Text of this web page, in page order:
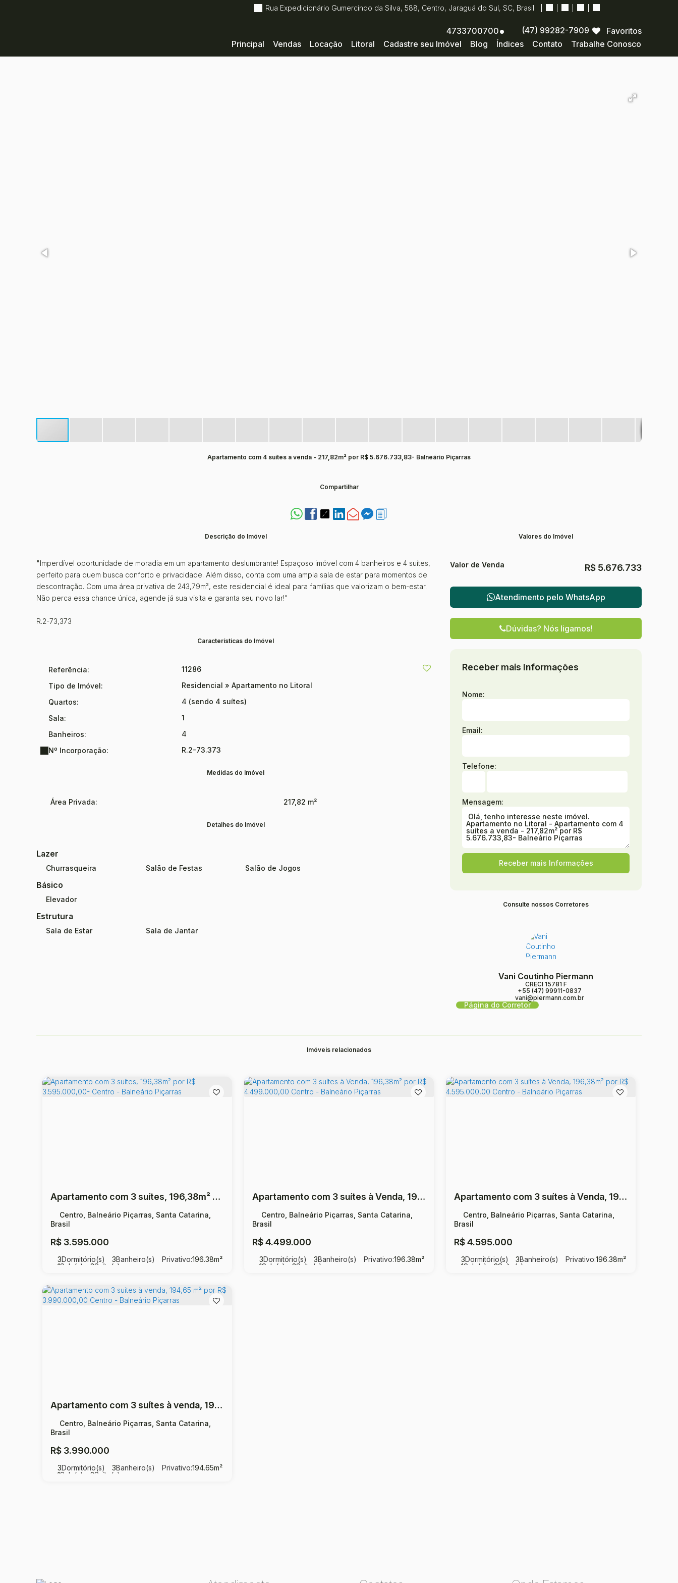
Rua Expedicionário Gumercindo da Silva, 588, Centro, Jaraguá do Sul, SC, Brasil
Trabalhe Conosco
Contato
Índices
Blog
Cadastre seu Imóvel
Litoral
Locação
Vendas
Principal
Favoritos
4733700700 (47) 99282-7909
Apartamento com 4 suítes a venda - 217,82m² por R$ 5.676.733,83- Balneário Piçarras
Compartilhar
Descrição do Imóvel
"Imperdível oportunidade de moradia em um apartamento deslumbrante! Espaçoso imóvel com 4 banheiros e 4 suítes,
perfeito para quem busca conforto e privacidade. Além disso, conta com uma ampla sala de estar para momentos de
descontração. Com uma área privativa de 243,79m², este residencial é ideal para famílias que valorizam o bem-estar.
Não perca essa chance única, agende já sua visita e garanta seu novo lar!"
R.2-73,373
Características do Imóvel
Referência:
11286
Tipo de Imóvel:
Residencial » Apartamento no Litoral
Quartos:
4 (sendo 4 suítes)
Sala:
1
Banheiros:
4
Nº Incorporação:
R.2-73.373
Medidas do Imóvel
Área Privada: 217,82 m²
Detalhes do Imóvel
Lazer
Churrasqueira Salão de Festas Salão de Jogos
Básico
Elevador
Estrutura
Sala de Estar Sala de Jantar
Valores do Imóvel
R$ 5.676.733
Valor de Venda
Atendimento pelo WhatsApp
Dúvidas? Nós ligamos!
Receber mais Informações
Nome:
Email:
Telefone:
Mensagem:
Consulte nossos Corretores
Vani Coutinho Piermann
CRECI 15781 F
+55 (47) 99911-0837
vani@piermann.com.br
Página do Corretor
Imóveis relacionados
Apartamento com 3 suítes, 196,38m² por R$ 3.595.000,00- Centro - Balneário Piçarras
R$ 3.595.000
Centro, Balneário Piçarras, Santa Catarina,
Brasil
3Dormitório(s) 3Banheiro(s) Privativo:196.38m²
1Sala(s) 3Suíte(s)
Apartamento com 3 suítes à Venda, 196,38m² por R$ 4.499.000,00 Centro - Balneário Piçarras
R$4.499.000
Centro, Balneário Piçarras, Santa Catarina,
Brasil
3Dormitório(s) 3Banheiro(s) Privativo:196.38m²
1Sala(s) 3Suíte(s)
Apartamento com 3 suítes à Venda, 196,38m² por R$ 4.595.000,00 Centro - Balneário Piçarras
R$4.595.000
Centro, Balneário Piçarras, Santa Catarina,
Brasil
3Dormitório(s) 3Banheiro(s) Privativo:196.38m²
1Sala(s) 3Suíte(s)
Apartamento com 3 suítes à venda, 194,65 m² por R$ 3.990.000,00 Centro - Balneário Piçarras
R$ 3.990.000
Centro, Balneário Piçarras, Santa Catarina,
Brasil
3Dormitório(s) 3Banheiro(s) Privativo:194.65m²
1Sala(s) 3Suíte(s)